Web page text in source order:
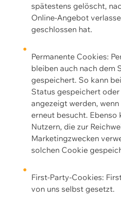
spätestens gelöscht,
Online-Angebot
geschlossen hat.
Permanente Cookies:
bleiben auch nach dem
gespeichert. So kann
Status gespeichert
angezeigt werden,
erneut besucht. Ebenso
Nutzern, die zur
Marketingzwecken
solchen Cookie
First-Party-Cookies:
von uns selbst gesetzt.